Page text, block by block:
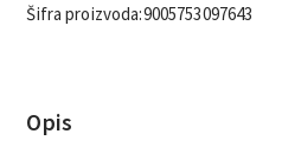
Šifra proizvoda:9005753097643
Opis